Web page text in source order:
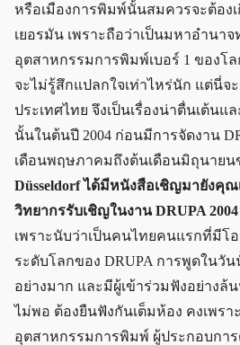
หรือเมืองการพิมพ์นั้นสมควรจะต้อง
เยอรมัน เพราะถือว่าเป็นมหาอำนา
อุตสาหกรรมการพิมพ์เบอร์ 1 ของโ
จะไม่รู้สึกแปลกใจเท่าไหร่นัก แต่นี่จ
ประเทศไทย จึงเป็นเรื่องน่าตื่นเต้นแ
นั้นในต้นปี 2004 ก่อนมีการจัดงาน
เดือนพฤษภาคมถึงต้นเดือนมิถุนายน
Düsseldorf ได้มีหนังสือเชิญมายังคุณ
วิทยากรรับเชิญในงาน DRUPA 2004
เพราะนับว่าเป็นคนไทยคนแรกที่มีโ
ระดับโลกของ DRUPA การพูดในวั
อย่างมาก และมีผู้เข้าร่วมฟังอย่างล้
ไม่พอ ต้องยืนฟังกันเต็มห้อง คงเพรา
อุตสาหกรรมการพิมพ์ ผู้ประกอบกา